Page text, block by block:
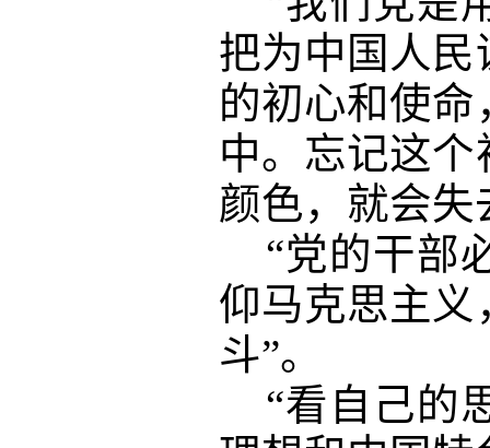
把为中国人
的初心和使
中。忘记这
颜色，就会失
“党的干部
仰马克思主
斗”。
“看自己的